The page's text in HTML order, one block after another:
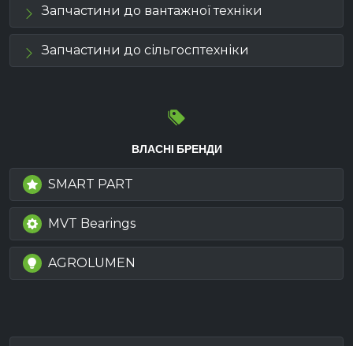
Запчастини до вантажної техніки
Запчастини до сільгосптехніки
ВЛАСНІ БРЕНДИ
SMART PART
MVT Bearings
AGROLUMEN